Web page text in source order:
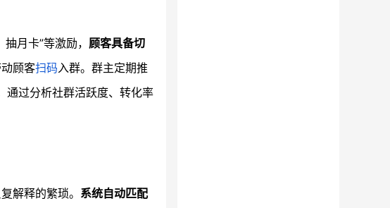
月卡”等激励， 顾客具备切
顾客扫码入群。群主定期推
通过分析社群活跃度、转化率
解释的繁琐。 系统自动匹配